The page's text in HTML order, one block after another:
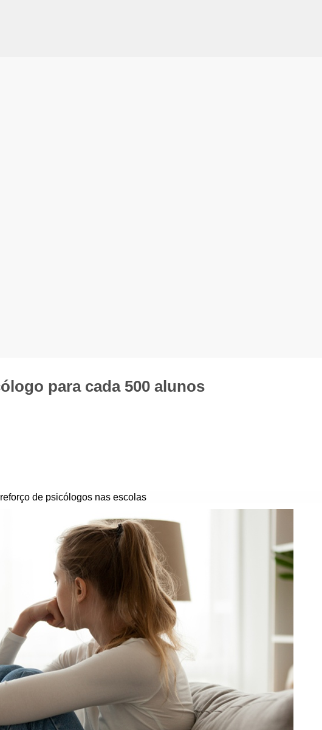
para cada 500 alunos
de psicólogos nas escolas